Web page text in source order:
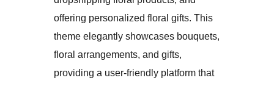
offering personalized floral gifts. This
theme elegantly showcases bouquets,
floral arrangements, and gifts,
providing a user-friendly platform that